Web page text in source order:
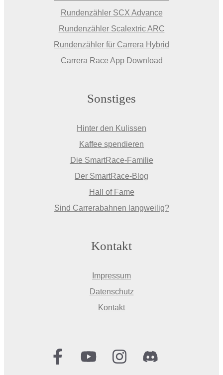
Rundenzähler SCX Advance
Rundenzähler Scalextric ARC
Rundenzähler für Carrera Hybrid
Carrera Race App Download
Sonstiges
Hinter den Kulissen
Kaffee spendieren
Die SmartRace-Familie
Der SmartRace-Blog
Hall of Fame
Sind Carrerabahnen langweilig?
Kontakt
Impressum
Datenschutz
Kontakt